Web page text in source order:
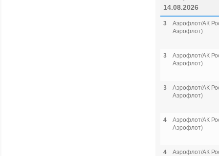
14.08.2026
3
Аэрофлот/АК
Аэрофлот)
3
Аэрофлот/АК
Аэрофлот)
3
Аэрофлот/АК
Аэрофлот)
4
Аэрофлот/АК
Аэрофлот)
4
Аэрофлот/АК